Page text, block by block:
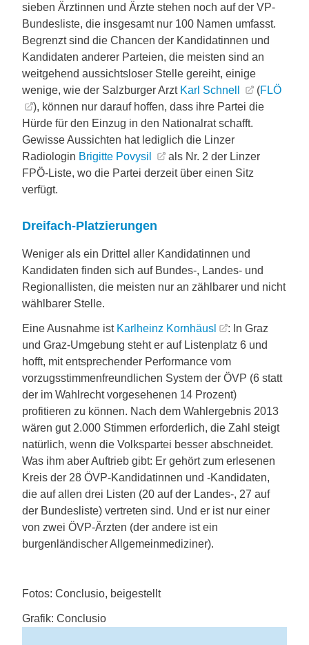
sieben Ärztinnen und Ärzte stehen noch auf der VP-
Bundesliste, die insgesamt nur 100 Namen umfasst.
Begrenzt sind die Chancen der Kandidatinnen und
Kandidaten anderer Parteien, die meisten sind an
weitgehend aussichtsloser Stelle gereiht, einige
wenige, wie der Salzburger Arzt Karl Schnell (FLÖ
), können nur darauf hoffen, dass ihre Partei die
Hürde für den Einzug in den Nationalrat schafft.
Gewisse Aussichten hat lediglich die Linzer
Radiologin Brigitte Povysil
als Nr. 2 der Linzer
FPÖ-Liste, wo die Partei derzeit über einen Sitz
verfügt.
Dreifach-Platzierungen
Weniger als ein Drittel aller Kandidatinnen und
Kandidaten finden sich auf Bundes-, Landes- und
Regionallisten, die meisten nur an zählbarer und nicht
wählbarer Stelle.
Eine Ausnahme ist Karlheinz Kornhäusl
: In Graz
und Graz-Umgebung steht er auf Listenplatz 6 und
hofft, mit entsprechender Performance vom
vorzugsstimmenfreundlichen System der ÖVP (6 statt
der im Wahlrecht vorgesehenen 14 Prozent)
profitieren zu können. Nach dem Wahlergebnis 2013
wären gut 2.000 Stimmen erforderlich, die Zahl steigt
natürlich, wenn die Volkspartei besser abschneidet.
Was ihm aber Auftrieb gibt: Er gehört zum erlesenen
Kreis der 28 ÖVP-Kandidatinnen und -Kandidaten,
die auf allen drei Listen (20 auf der Landes-, 27 auf
der Bundesliste) vertreten sind. Und er ist nur einer
von zwei ÖVP-Ärzten (der andere ist ein
burgenländischer Allgemeinmediziner).
Fotos: Conclusio, beigestellt
Grafik: Conclusio